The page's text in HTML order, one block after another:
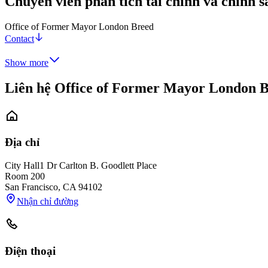
Office of Former Mayor London Breed
Contact
Show more
Liên hệ Office of Former Mayor London
Địa chỉ
City Hall1 Dr Carlton B. Goodlett Place
Room 200
San Francisco, CA 94102
Nhận chỉ đường
Điện thoại